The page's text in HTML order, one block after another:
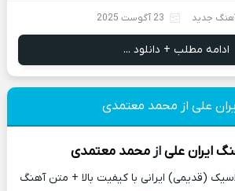
جدید 23 آگوست 2025
ادامه مطلب + دانلود ...
علی از محمد معتمدی
ایران علی ازمحمد معتمدی
(قدیمی) ایرانی با کیفیت بالا + متن آهنگ